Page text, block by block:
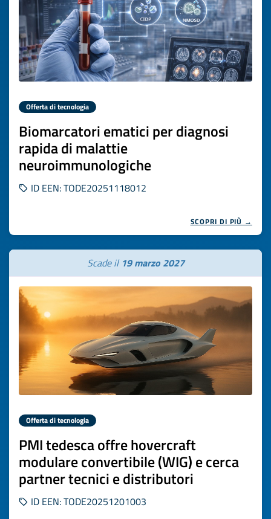
Offerta di tecnologia
Biomarcatori ematici per diagnosi
rapida di malattie
neuroimmunologiche
ID EEN: TODE20251118012
SCOPRI DI PIÙ →
Scade il 19 marzo 2027
Offerta di tecnologia
PMI tedesca offre hovercraft
modulare convertibile (WIG) e cerca
partner tecnici e distributori
ID EEN: TODE20251201003